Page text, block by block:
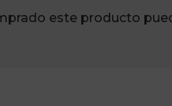
este producto